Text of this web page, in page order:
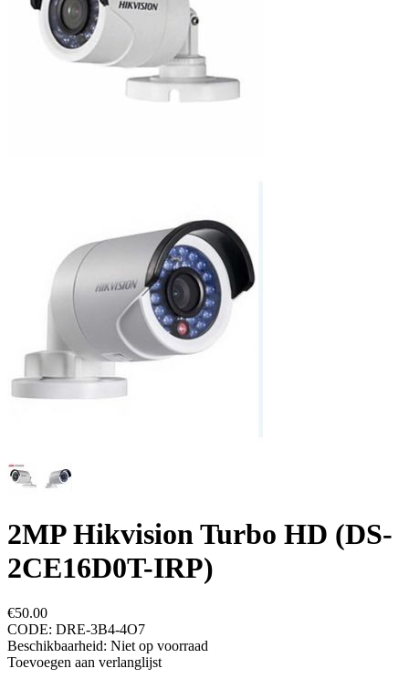
2MP Hikvision Turbo HD (DS-
2CE16D0T-IRP)
€50.00
CODE: DRE-3B4-4O7
Beschikbaarheid: Niet op voorraad
Toevoegen aan verlanglijst